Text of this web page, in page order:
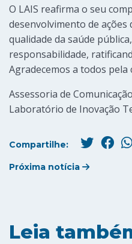
O LAIS reafirma o seu
desenvolvimento de ações
qualidade da saúde
responsabilidade,
Agradecemos a todos pela
Assessoria de Comunicação
Laboratório de Inovação
Compartilhe:
Próxima notícia
Leia